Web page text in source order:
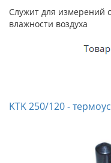
Служит для измерений
влажности воздуха
KTK 250/120 -